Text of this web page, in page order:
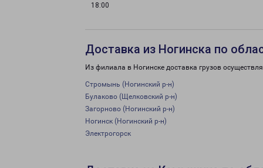
18:00
Доставка из Ногинска по
Из филиала в Ногинске доставка грузов
Стромынь (Ногинский р-н)
Булаково (Щелковский р-н)
Загорново (Ногинский р-н)
Ногинск (Ногинский р-н)
Электрогорск